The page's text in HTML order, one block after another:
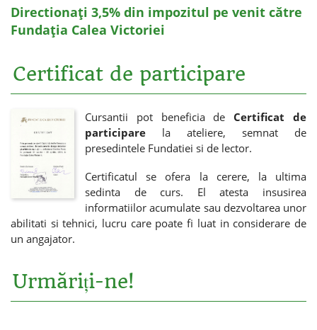
Directionați 3,5% din impozitul pe venit către
Fundația Calea Victoriei
Certificat de participare
Cursantii pot beneficia de Certificat de
participare la ateliere, semnat de
presedintele Fundatiei si de lector.
Certificatul se ofera la cerere, la ultima
sedinta de curs. El atesta insusirea
informatiilor acumulate sau dezvoltarea unor
abilitati si tehnici, lucru care poate fi luat in considerare de
un angajator.
Urmăriți-ne!